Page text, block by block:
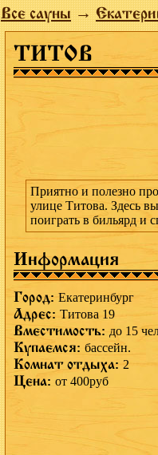
Все сауны→
ТИТОВ
Приятно и полезно
улице Титова. Здесь
поиграть в бильярд и
Информация
Город: Екатеринбург
Адрес: Титова 19
Вместимость: до 15
Купаемся: бассейн.
Комнат отдыха:2
Цена: от 400руб